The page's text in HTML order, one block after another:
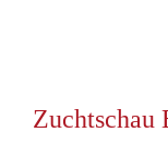
Zuchtschau